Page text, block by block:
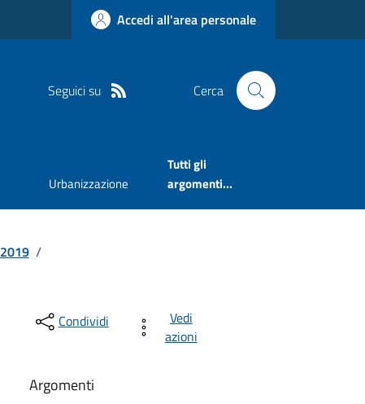
Accedi all'area personale
Seguici su Cerca
Urbanizzazione
Tutti gli
argomenti...
2019 /
Condividi
Vedi
azioni
Argomenti